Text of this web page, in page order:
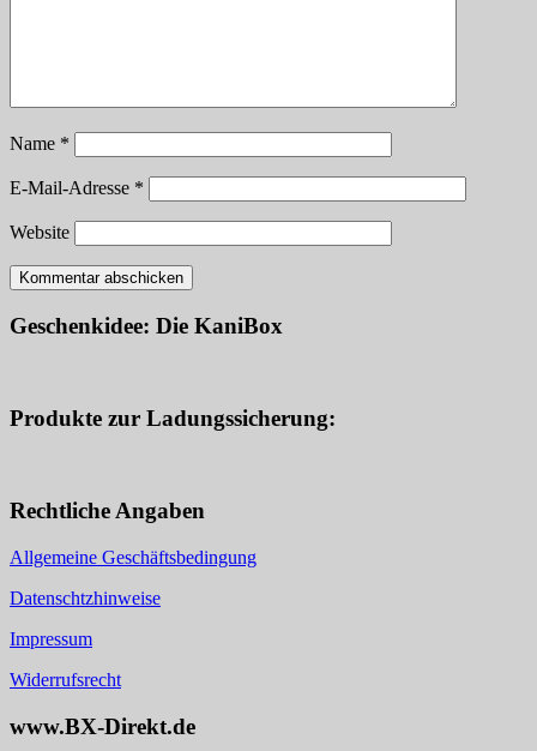
Name *
E-Mail-Adresse *
Website
Geschenkidee: Die KaniBox
Produkte zur Ladungssicherung:
Rechtliche Angaben
Allgemeine Geschäftsbedingung
Datenschtzhinweise
Impressum
Widerrufsrecht
www.BX-Direkt.de